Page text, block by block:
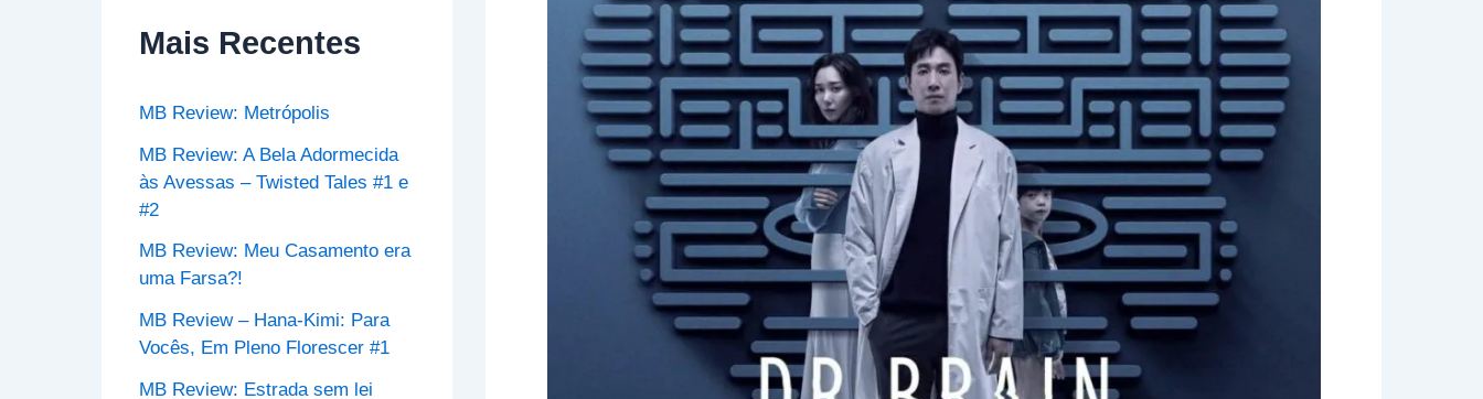
a
o
:
Mais Recentes
MB Review: Metrópolis
MB Review: A Bela Adormecida
às Avessas – Twisted Tales #1 e
#2
MB Review: Meu Casamento era
uma Farsa?!
MB Review – Hana-Kimi: Para
Vocês, Em Pleno Florescer #1
MB Review: Estrada sem lei